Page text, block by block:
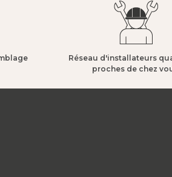
Réseau d'installateurs
proches de chez